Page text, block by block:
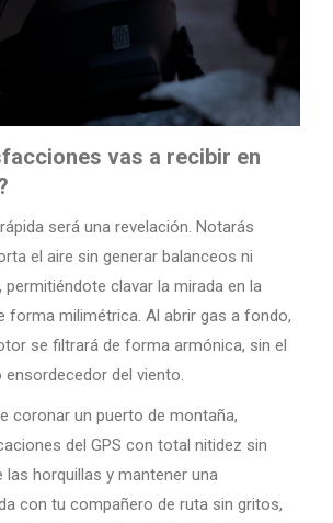
vas a recibir en
será una revelación. Notarás
el aire sin generar balanceos ni
clavar la mirada en la
forma milimétrica. Al abrir gas a fondo,
se filtrará de forma armónica, sin el
del viento.
coronar un puerto de montaña,
del GPS con total nitidez sin
las horquillas y mantener una
con tu compañero de ruta sin gritos,